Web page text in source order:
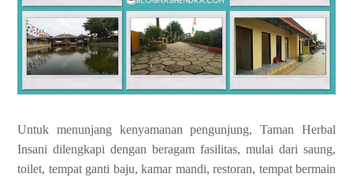
Untuk menunjang kenyamanan pengunjung, Taman Herbal
Insani dilengkapi dengan beragam fasilitas, mulai dari saung,
toilet, tempat ganti baju, kamar mandi, restoran, tempat bermain